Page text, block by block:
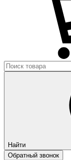
Найти
Обратный звонок